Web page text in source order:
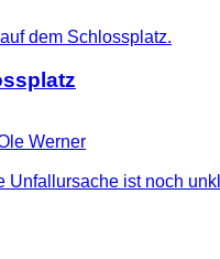
Werner